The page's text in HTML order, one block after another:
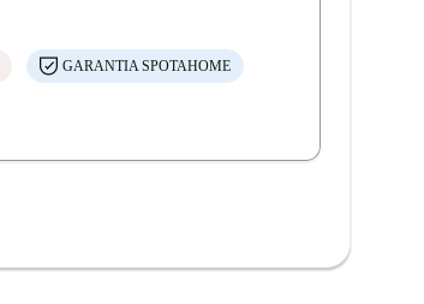
GARANTIA SPOTAHOME